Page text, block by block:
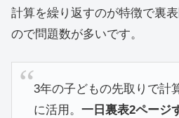
計算を繰り返すのが特徴で裏
ので問題数が多いです。
3年の子どもの先取りで計
に活用。 一日裏表2ページ